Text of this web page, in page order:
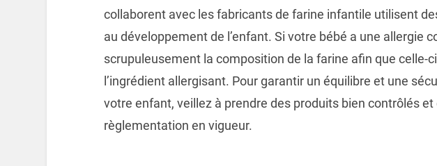
collaborent avec les fabricants de farine infantile utilisent
au développement de l’enfant. Si votre bébé a une allergie
scrupuleusement la composition de la farine afin que celle-
l’ingrédient allergisant. Pour garantir un équilibre et une
votre enfant, veillez à prendre des produits bien contrôlés et
règlementation en vigueur.